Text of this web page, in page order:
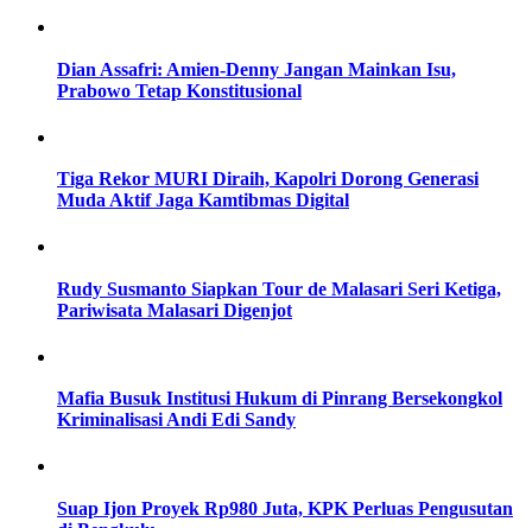
Dian Assafri: Amien-Denny Jangan Mainkan Isu,
Prabowo Tetap Konstitusional
Tiga Rekor MURI Diraih, Kapolri Dorong Generasi
Muda Aktif Jaga Kamtibmas Digital
Rudy Susmanto Siapkan Tour de Malasari Seri Ketiga,
Pariwisata Malasari Digenjot
Mafia Busuk Institusi Hukum di Pinrang Bersekongkol
Kriminalisasi Andi Edi Sandy
Suap Ijon Proyek Rp980 Juta, KPK Perluas Pengusutan